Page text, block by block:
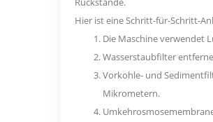
Hier ist eine Schritt-für-Schritt-
Die Maschine verwendet
Wasserstaubfilter
Vorkohle- und
Mikrometern.